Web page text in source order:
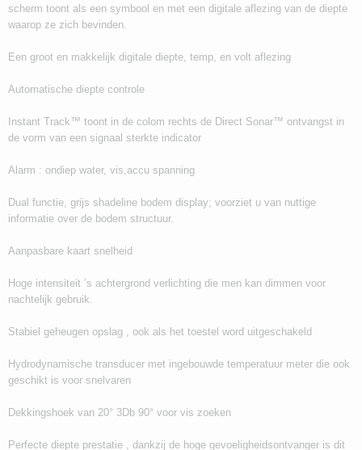
scherm toont als een symbool en met een digitale aflezing van de diepte
waarop ze zich bevinden.
Een groot en makkelijk digitale diepte, temp, en volt aflezing
Automatische diepte controle
Instant Track™ toont in de colom rechts de Direct Sonar™ ontvangst in
de vorm van een signaal sterkte indicator
Alarm : ondiep water, vis,accu spanning
Dual functie, grijs shadeline bodem display; voorziet u van nuttige
informatie over de bodem structuur.
Aanpasbare kaart snelheid
Hoge intensiteit ’s achtergrond verlichting die men kan dimmen voor
nachtelijk gebruik.
Stabiel geheugen opslag , ook als het toestel word uitgeschakeld
Hydrodynamische transducer met ingebouwde temperatuur meter die ook
geschikt is voor snelvaren
Dekkingshoek van 20° 3Db 90° voor vis zoeken
Perfecte diepte prestatie , dankzij de hoge gevoeligheidsontvanger is dit